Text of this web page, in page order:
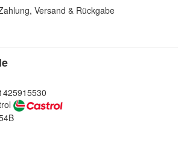
Versand & Rückgabe